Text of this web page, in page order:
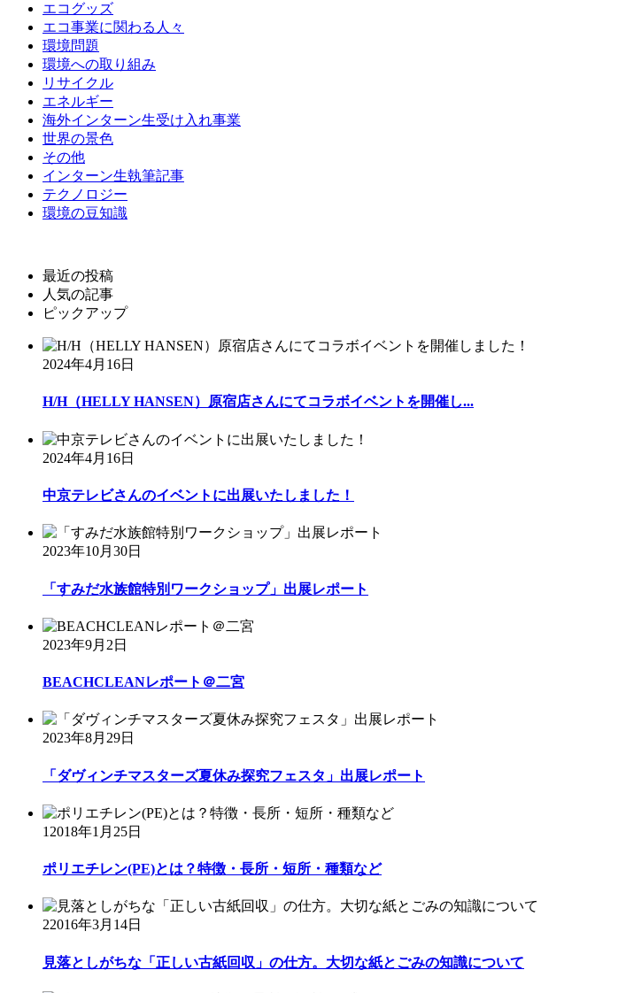
エコグッズ
エコ事業に関わる人々
環境問題
環境への取り組み
リサイクル
エネルギー
海外インターン生受け入れ事業
世界の景色
その他
インターン生執筆記事
テクノロジー
環境の豆知識
最近の投稿
人気の記事
ピックアップ
2024年4月16日
H/H（HELLY HANSEN）原宿店さんにてコラボイベントを開催し...
2024年4月16日
中京テレビさんのイベントに出展いたしました！
2023年10月30日
「すみだ水族館特別ワークショップ」出展レポート
2023年9月2日
BEACHCLEANレポート＠二宮
2023年8月29日
「ダヴィンチマスターズ夏休み探究フェスタ」出展レポート
1 2018年1月25日
ポリエチレン(PE)とは？特徴・長所・短所・種類など
22016年3月14日
見落としがちな「正しい古紙回収」の仕方。大切な紙とごみの知識について